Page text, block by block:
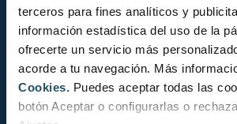
terceros para fines analíticos y
información estadística del uso de la
ofrecerte un servicio más
acorde a tu navegación. Más
Cookies. Puedes aceptar todas las
botón Aceptar o configurarlas o
Nouvelles
Expériences
Education
Politique de cookies